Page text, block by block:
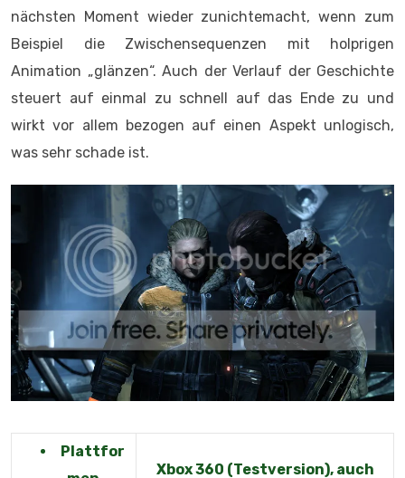
nächsten Moment wieder zunichtemacht, wenn zum
Beispiel die Zwischensequenzen mit holprigen
Animation „glänzen“. Auch der Verlauf der Geschichte
steuert auf einmal zu schnell auf das Ende zu und
wirkt vor allem bezogen auf einen Aspekt unlogisch,
was sehr schade ist.
Plattfor
Xbox 360 (Testversion), auch